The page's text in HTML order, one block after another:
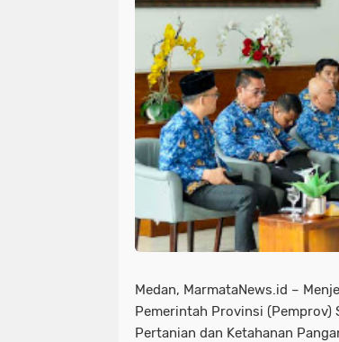
Medan, MarmataNews.id –
Pemerintah Provinsi (Pemprov)
Pertanian dan Ketahanan